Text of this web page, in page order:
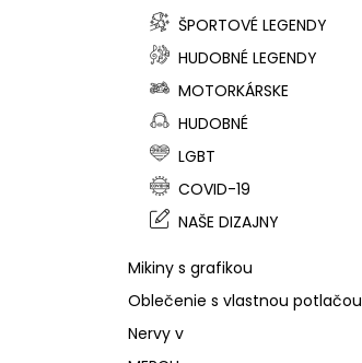
ŠPORTOVÉ LEGENDY
HUDOBNÉ LEGENDY
MOTORKÁRSKE
HUDOBNÉ
LGBT
COVID-19
NAŠE DIZAJNY
Mikiny s grafikou
Oblečenie s vlastnou potlačou
Nervy v